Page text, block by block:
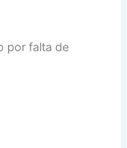
por falta de